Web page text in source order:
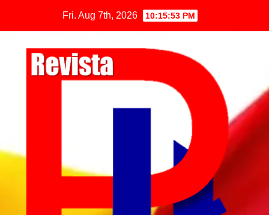
Fri. Aug 7th, 2026 10:15:53 PM